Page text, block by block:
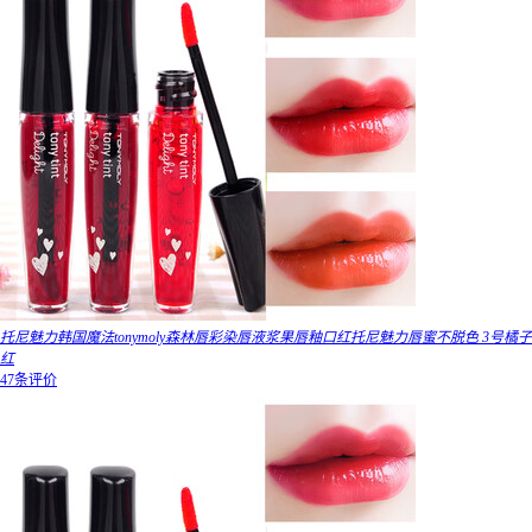
托尼魅力韩国魔法tonymoly森林唇彩染唇液浆果唇釉口红托尼魅力唇蜜不脱色 3号橘子
红
47条评价